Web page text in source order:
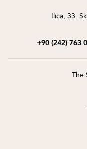
Ilıca, 33.
+90 (242) 763
The